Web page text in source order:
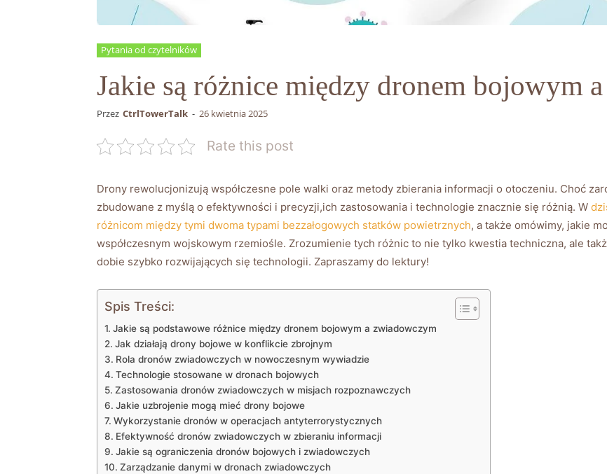
Pytania od czytelników
Jakie są różnice między dronem bojowym
Przez CtrlTowerTalk - 26 kwietnia 2025
Rate this post
Drony rewolucjonizują współczesne pole walki oraz ‌metody⁢ zbierania informacji o otoczeniu. Choć
zbudowane ‌z myślą o efektywności i precyzji,ich zastosowania i⁣ technologie znacznie się różnią. W
różnicom między tymi dwoma typami bezzałogowych statków powietrznych, a także omówimy, jakie
współczesnym ⁣wojskowym‌ rzemiośle. Zrozumienie tych‍ różnic to nie tylko‍ kwestia techniczna, ale
dobie szybko rozwijających się technologii. Zapraszamy do lektury!
Spis Treści:
Jakie‌ są podstawowe różnice między​ dronem bojowym a zwiadowczym
Jak ⁢działają drony bojowe w konflikcie zbrojnym
Rola dronów zwiadowczych w nowoczesnym wywiadzie
Technologie stosowane w dronach bojowych
Zastosowania dronów zwiadowczych w misjach rozpoznawczych
Jakie uzbrojenie ⁤mogą mieć drony ​bojowe
Wykorzystanie dronów w operacjach antyterrorystycznych
Efektywność dronów zwiadowczych w zbieraniu informacji
Jakie są ograniczenia dronów bojowych i zwiadowczych
Zarządzanie danymi w dronach zwiadowczych